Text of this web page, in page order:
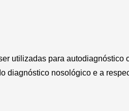
utilizadas para autodiagnóstico
diagnóstico nosológico e a